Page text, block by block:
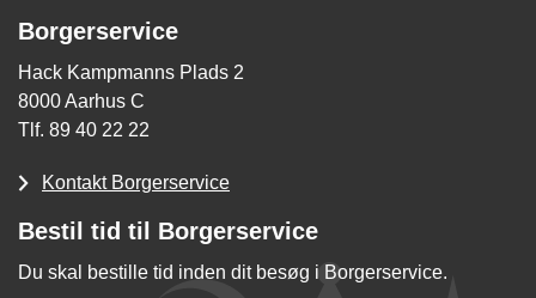
Borgerservice
Hack Kampmanns Plads 2
8000 Aarhus C
Tlf. 89 40 22 22
Kontakt Borgerservice
Bestil tid til Borgerservice
Du skal bestille tid inden dit besøg i Borgerservice.